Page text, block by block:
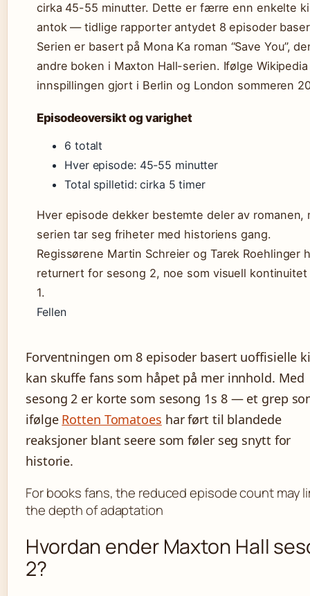
cirka 45-55 minutter. Dette er færre enn enkelte
antok — tidlige rapporter antydet 8 episoder
Serien er basert på Mona Ka roman “Save You”,
andre boken i Maxton Hall-serien. Ifølge
innspillingen gjort i Berlin og London sommeren
Episodeoversikt og varighet
6 totalt
Hver episode: 45-55 minutter
Total spilletid: cirka 5 timer
Hver episode dekker bestemte deler av romanen,
serien tar seg friheter med historiens gang.
Regissørene Martin Schreier og Tarek Roehlinger
returnert for sesong 2, noe som visuell kontinuitet
1.
Fellen
Forventningen om 8 episoder basert uoffisielle
kan skuffe fans som håpet på mer innhold. Med
sesong 2 er korte som sesong 1s 8 — et grep
ifølge Rotten Tomatoes har ført til blandede
reaksjoner blant seere som føler seg snytt for
historie.
For books fans, the reduced episode count may
the depth of adaptation
Hvordan ender Maxton Hall
2?